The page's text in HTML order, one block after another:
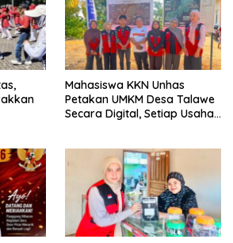
Mahasiswa KKN Unhas
Petakan UMKM Desa Talawe
Secara Digital, Setiap Usaha